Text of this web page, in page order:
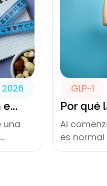
una
GLP-1
Por qué
Al
es normal